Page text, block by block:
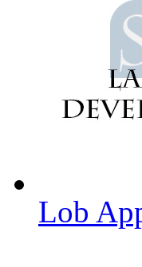
Lob